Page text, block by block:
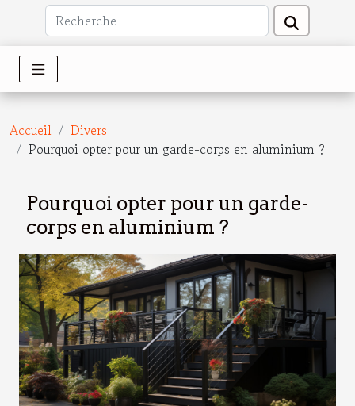
Accueil
Divers
Pourquoi opter pour un garde-corps en aluminium ?
Pourquoi opter pour un garde-
corps en aluminium ?